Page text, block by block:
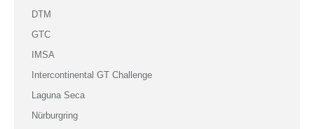
DTM
GTC
IMSA
Intercontinental GT Challenge
Laguna Seca
Nürburgring